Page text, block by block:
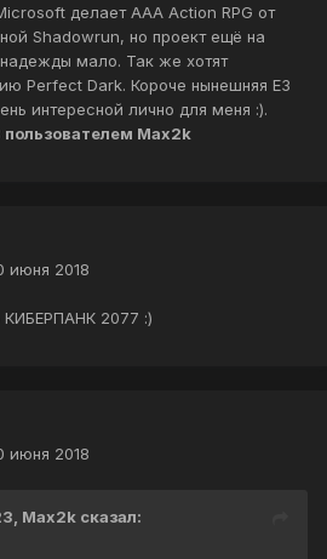
делает AAA Action RPG от
Shadowrun, но проект ещё на
мало. Так же хотят
Perfect Dark. Короче нынешняя E3
интересной лично для меня :).
пользователем Max2k
июня 2018
2077 :)
июня 2018
Max2k сказал: